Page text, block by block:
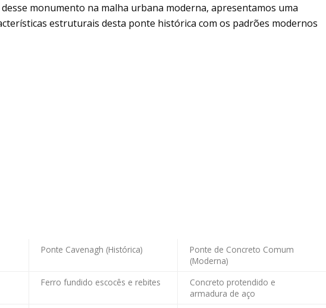
monumento na malha urbana moderna, apresentamos uma
estruturais desta ponte histórica com os padrões modernos
Ponte Cavenagh (Histórica)
Ponte de Concreto Comum
(Moderna)
Ferro fundido escocês e rebites
Concreto protendido e
armadura de aço